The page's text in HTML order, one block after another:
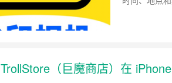
TrollStore（巨魔商店）在